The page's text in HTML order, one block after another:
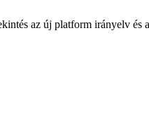
az új platform irányelv és